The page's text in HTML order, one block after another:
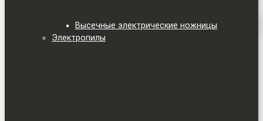
Высечные электрические ножницы
Электропилы